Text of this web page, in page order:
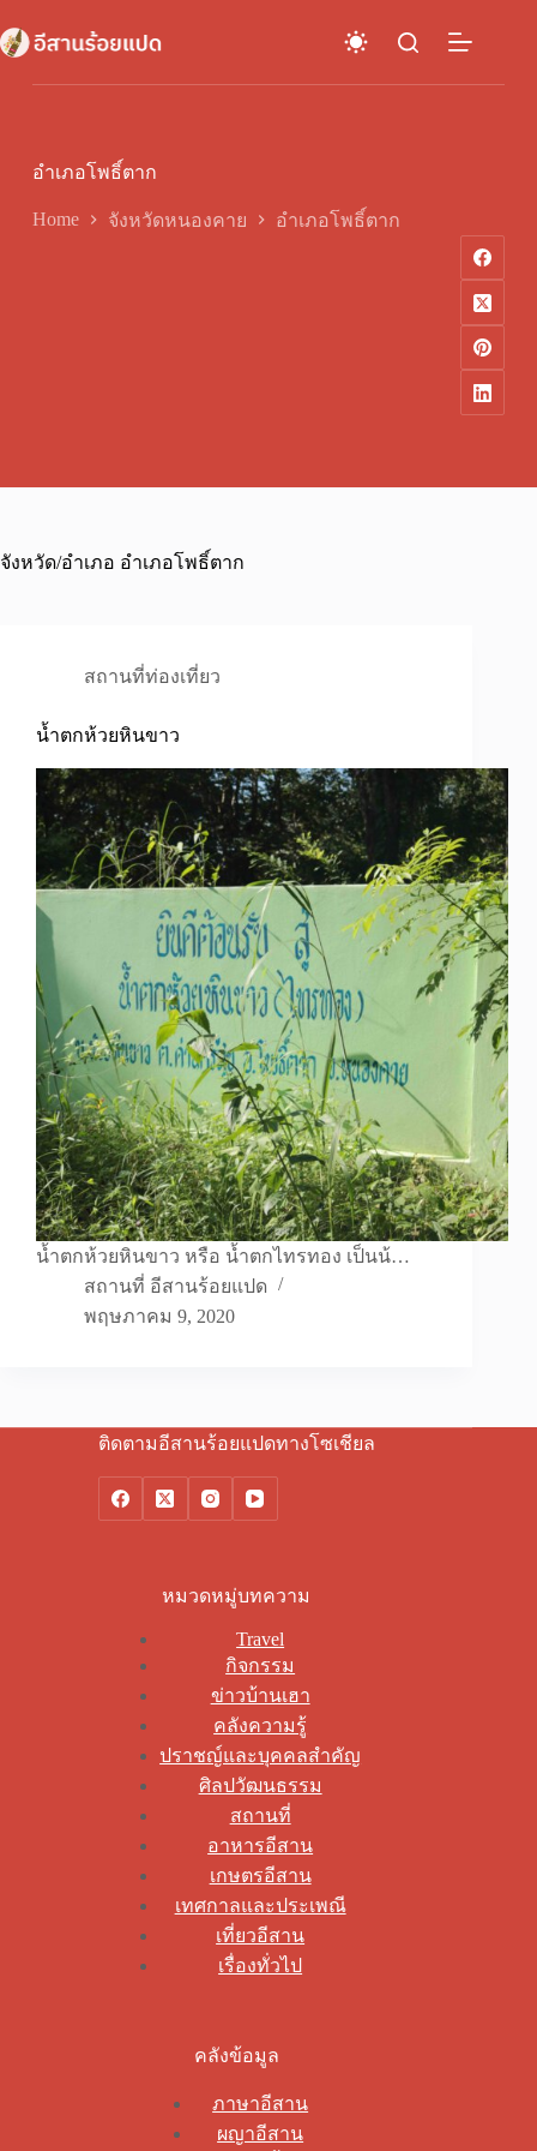
to
content
อำเภอโพธิ์ตาก
Home จังหวัดหนองคาย อำเภอโพธิ์ตาก
จังหวัด/อำเภอ อำเภอโพธิ์ตาก
สถานที่ท่องเที่ยว
น้ำตกห้วยหินขาว
น้ำตกห้วยหินขาว หรือ น้ำตกไทรทอง เป็นน้…
สถานที่ อีสานร้อยแปด
พฤษภาคม 9, 2020
ติดตามอีสานร้อยแปดทางโซเชียล
หมวดหมู่บทความ
Travel
กิจกรรม
ข่าวบ้านเฮา
คลังความรู้
ปราชญ์และบุคคลสำคัญ
ศิลปวัฒนธรรม
สถานที่
อาหารอีสาน
เกษตรอีสาน
เทศกาลและประเพณี
เที่ยวอีสาน
เรื่องทั่วไป
คลังข้อมูล
ภาษาอีสาน
ผญาอีสาน